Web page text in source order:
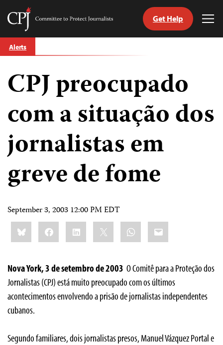
Skip
to
Committee
Journalists
Get Help
Alerts
CPJ preocupado
com a situação dos
jornalistas em
greve de fome
September 3, 2003 12:00 PM EDT
Share
this:BlueskyFacebookLinkedIn WhatsApp
Email
Nova York, 3 de setembro de 2003 ­ O Comitê para a Proteção dos
Jornalistas (CPJ) está muito preocupado com os últimos
acontecimentos envolvendo a prisão de jornalistas independentes
cubanos.
Segundo familiares, dois jornalistas presos, Manuel Vázquez Portal e